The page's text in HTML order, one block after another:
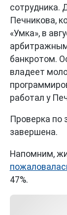
сотрудника.
Печникова,
«Умка», в
банкротом.
владеет
работал у
Проверка по
завершена.
Напомним,
47%.